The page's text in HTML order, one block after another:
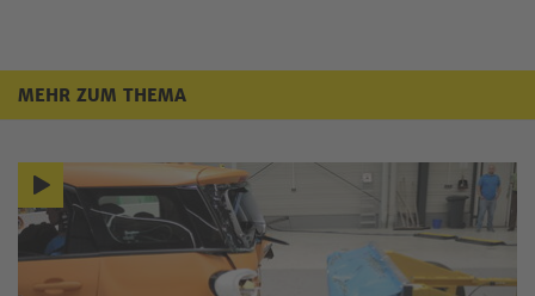
MEHR ZUM THEMA